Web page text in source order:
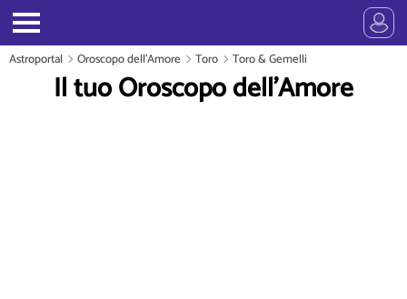
Astroportal Oroscopo dell'Amore Toro Toro & Gemelli
Il tuo Oroscopo dell'Amore